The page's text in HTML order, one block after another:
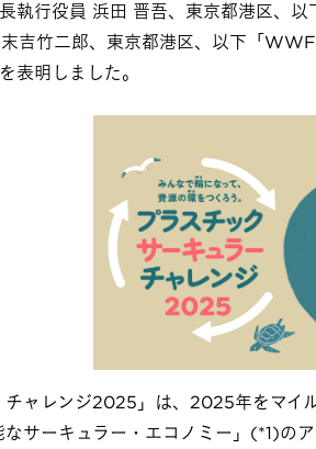
執行役員 浜田 晋吾、東京都港区、
竹二郎、東京都港区、以下「WWF
表明しました。
チャレンジ2025」は、2025年をマ
サーキュラー・エコノミー」(*1)の